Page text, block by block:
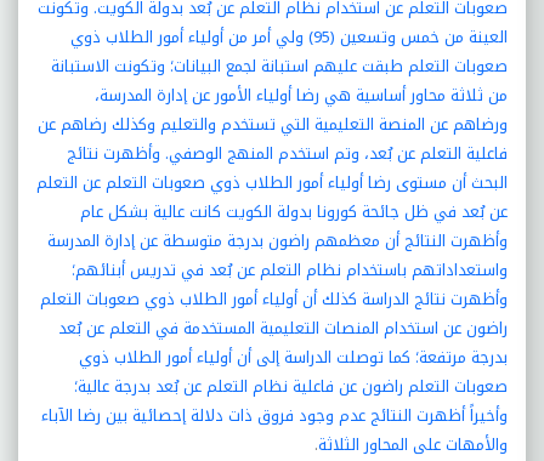
صعوبات التعلم عن استخدام نظام التعلم عن بُعد بدولة الكويت. وتكونت
العينة من خمس وتسعين (95) ولي أمر من أولياء أمور الطلاب ذوي
صعوبات التعلم طبقت عليهم استبانة لجمع البيانات؛ وتكونت الاستبانة
من ثلاثة محاور أساسية هي رضا أولياء الأمور عن إدارة المدرسة،
ورضاهم عن المنصة التعليمية التي تستخدم والتعليم وكذلك رضاهم عن
فاعلية التعلم عن بُعد، وتم استخدم المنهج الوصفي. وأظهرت نتائج
البحث أن مستوى رضا أولياء أمور الطلاب ذوي صعوبات التعلم عن التعلم
عن بُعد في ظل جائحة كورونا بدولة الكويت كانت عالية بشكل عام
وأظهرت النتائج أن معظمهم راضون بدرجة متوسطة عن إدارة المدرسة
واستعداداتهم باستخدام نظام التعلم عن بُعد في تدريس أبنائهم؛
وأظهرت نتائج الدراسة كذلك أن أولياء أمور الطلاب ذوي صعوبات التعلم
راضون عن استخدام المنصات التعليمية المستخدمة في التعلم عن بُعد
بدرجة مرتفعة؛ كما توصلت الدراسة إلى أن أولياء أمور الطلاب ذوي
صعوبات التعلم راضون عن فاعلية نظام التعلم عن بُعد بدرجة عالية؛
وأخيراً أظهرت النتائج عدم وجود فروق ذات دلالة إحصائية بين رضا الآباء
والأمهات على المحاور الثلاثة.